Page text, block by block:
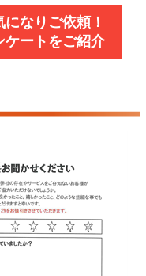
なりご依頼！
ケートをご紹介